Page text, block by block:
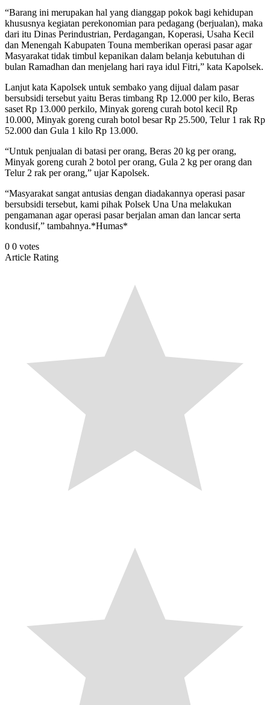
“Barang ini merupakan hal yang dianggap pokok bagi kehidupan
khususnya kegiatan perekonomian para pedagang (berjualan), maka
dari itu Dinas Perindustrian, Perdagangan, Koperasi, Usaha Kecil
dan Menengah Kabupaten Touna memberikan operasi pasar agar
Masyarakat tidak timbul kepanikan dalam belanja kebutuhan di
bulan Ramadhan dan menjelang hari raya idul Fitri,” kata Kapolsek.
Lanjut kata Kapolsek untuk sembako yang dijual dalam pasar
bersubsidi tersebut yaitu Beras timbang Rp 12.000 per kilo, Beras
saset Rp 13.000 perkilo, Minyak goreng curah botol kecil Rp
10.000, Minyak goreng curah botol besar Rp 25.500, Telur 1 rak Rp
52.000 dan Gula 1 kilo Rp 13.000.
“Untuk penjualan di batasi per orang, Beras 20 kg per orang,
Minyak goreng curah 2 botol per orang, Gula 2 kg per orang dan
Telur 2 rak per orang,” ujar Kapolsek.
“Masyarakat sangat antusias dengan diadakannya operasi pasar
bersubsidi tersebut, kami pihak Polsek Una Una melakukan
pengamanan agar operasi pasar berjalan aman dan lancar serta
kondusif,” tambahnya.*Humas*
0 0 votes
Article Rating